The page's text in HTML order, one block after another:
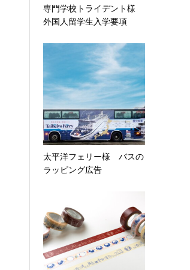
専門学校トライデント様
外国人留学生入学要項
太平洋フェリー様 バスの
ラッピング広告